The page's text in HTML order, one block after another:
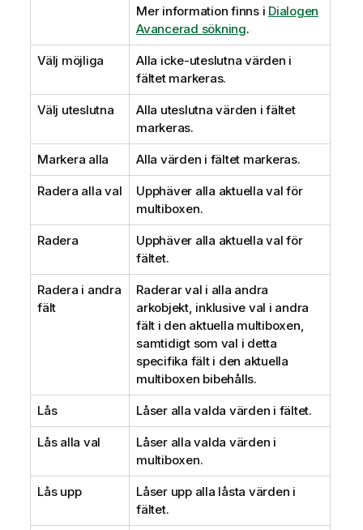
Mer information finns i Dialogen
Avancerad sökning.
Välj möjliga
Alla icke-uteslutna värden i
fältet markeras.
Välj uteslutna
Alla uteslutna värden i fältet
markeras.
Markera alla Alla värden i fältet markeras.
Radera alla val
Upphäver alla aktuella val för
multiboxen.
Radera
Upphäver alla aktuella val för
fältet.
Radera i andra
fält
Raderar val i alla andra
arkobjekt, inklusive val i andra
fält i den aktuella multiboxen,
samtidigt som val i detta
specifika fält i den aktuella
multiboxen bibehålls.
Lås Låser alla valda värden i fältet.
Lås alla val
Låser alla valda värden i
multiboxen.
Lås upp
Låser upp alla låsta värden i
fältet.